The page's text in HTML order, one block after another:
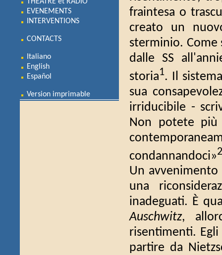
EVENEMENTS
INTERVENTIONS
CONTACTS
Italiano
English
Español
Version imprimable
fraintesa o
creato un
sterminio. Come
dalle SS
storia1. Il
sua
irriducibile -
Non potete
condannandoci»2
Un
una
inadeguati. È
Auschwitz,
risentimenti.
partire da